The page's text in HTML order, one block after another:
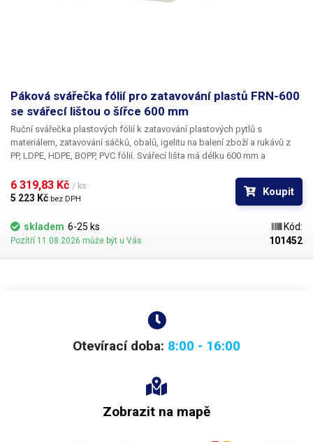
Páková svářečka fólií pro zatavování plastů FRN-600
se svářecí lištou o šířce 600 mm
Ruční svářečka plastových fólií k zatavování plastových pytlů s
materiálem, zatavování sáčků, obalů, igelitu na balení zboží a rukávů z
PP, LDPE, HDPE, BOPP, PVC fólií. Svářecí lišta má délku 600 mm a
60 cm. U impulzních svářeček není svářecí topný drát ohříván trvale, ale
pouze při stlačení rukojeti. Čas ohřevu odporového drátu nastavíte
potenciometrem dle materiálu svařovaného plastu a jeho tloušťky;
vypínání je řízeno automaticky vždy přesně po uplynutí nastaveného
intervalu.
6 319,83 Kč / ks
5 223 Kč bez DPH
Koupit
skladem 6-25 ks
Pozítří 11.08.2026 může být u Vás
Kód:
101452
Otevírací doba: 8:00 - 16:00
Zobrazit na mapě